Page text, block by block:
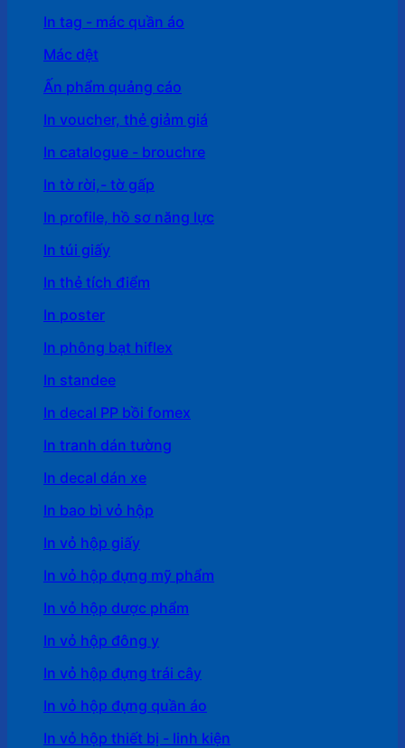
In tag - mác quần áo
Mác dệt
Ấn phẩm quảng cáo
In voucher, thẻ giảm giá
In catalogue - brouchre
In tờ rời,- tờ gấp
In profile, hồ sơ năng lực
In túi giấy
In thẻ tích điểm
In poster
In phông bạt hiflex
In standee
In decal PP bồi fomex
In tranh dán tường
In decal dán xe
In bao bì vỏ hộp
In vỏ hộp giấy
In vỏ hộp đựng mỹ phẩm
In vỏ hộp dược phẩm
In vỏ hộp đông y
In vỏ hộp đựng trái cây
In vỏ hộp đựng quần áo
In vỏ hộp thiết bị - linh kiện